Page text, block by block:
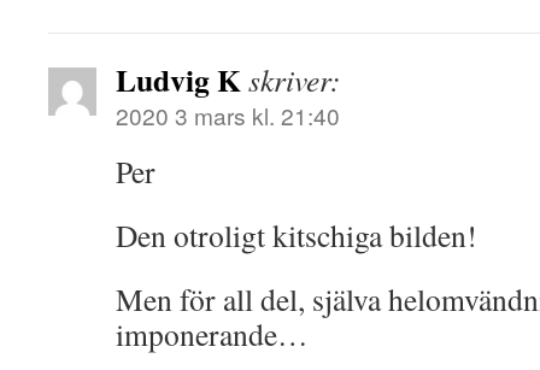
Ludvig Kskriver:
2020 3 mars kl. 21:40
Per
Den otroligt kitschiga bilden!
Men för all del, själva
imponerande…